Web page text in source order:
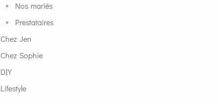
Nos mariés
Prestataires
Chez Jen
Chez Sophie
DIY
Lifestyle